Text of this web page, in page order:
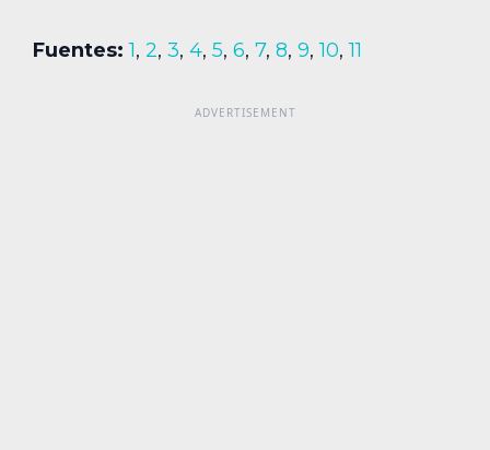
Fuentes: 1, 2, 3, 4, 5, 6, 7, 8, 9,10,11